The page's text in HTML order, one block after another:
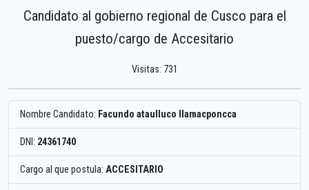
Candidato al gobierno regional de Cusco para el
puesto/cargo de Accesitario
Visitas: 731
Nombre Candidato: Facundo ataulluco llamacponcca
DNI: 24361740
Cargo al que postula: ACCESITARIO